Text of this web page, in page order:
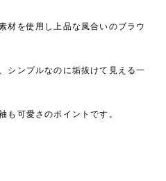
材を使用し上品な風合いのブラウ
シンプルなのに垢抜けて見える一
も可愛さのポイントです。